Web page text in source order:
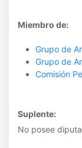
Miembro de:
Grupo de
Grupo de
Comisión
Suplente:
No posee